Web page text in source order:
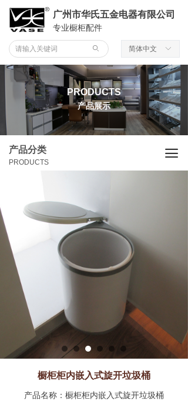
ꄙ
广州市华氏五金电器有限公司
专业橱柜配件
ꀅ
简体中文
橱柜柜内嵌入式旋开垃圾桶
产品名称：橱柜柜内嵌入式旋开垃圾桶
PRODUCTS
产品展示
产品分类
PRODUCTS
끀